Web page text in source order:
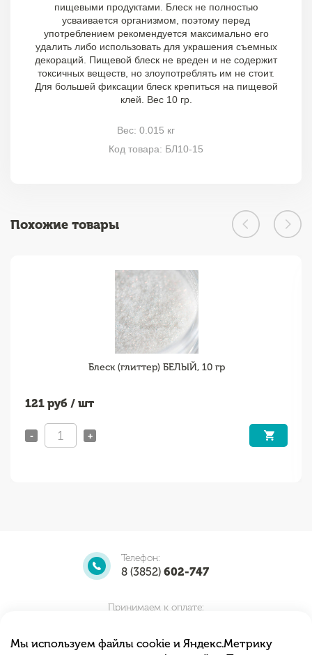
пищевыми продуктами. Блеск не полностью
усваивается организмом, поэтому перед
употреблением рекомендуется максимально его
удалить либо использовать для украшения съемных
декораций. Пищевой блеск не вреден и не содержит
токсичных веществ, но злоупотреблять им не стоит.
Для большей фиксации блеск крепиться на пищевой
клей. Вес 10 гр.
Вес: 0.015 кг
Код товара: БЛ10-15
Похожие товары
Блеск (глиттер) БЕЛЫЙ, 10 гр
121 руб / шт
- +
Телефон:
8 (3852) 602-747
Принимаем к оплате:
Мы используем файлы cookie и Яндекс.Метрику